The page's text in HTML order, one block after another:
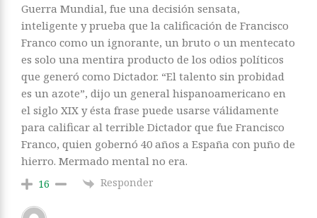
Guerra Mundial, fue una decisión sensata,
inteligente y prueba que la calificación de Francisco
Franco como un ignorante, un bruto o un mentecato
es solo una mentira producto de los odios políticos
que generó como Dictador. “El talento sin probidad
es un azote”, dijo un general hispanoamericano en
el siglo XIX y ésta frase puede usarse válidamente
para calificar al terrible Dictador que fue Francisco
Franco, quien gobernó 40 años a España con puño de
hierro. Mermado mental no era.
16 Responder